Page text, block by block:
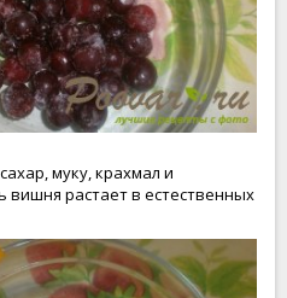
муку, крахмал и
вишня растает в естественных